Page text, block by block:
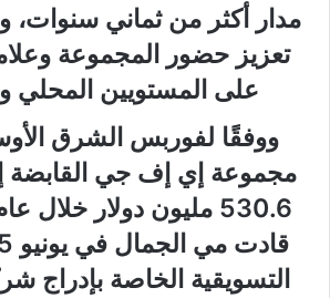
مدار أكثر من ثماني سنوات،
تعزيز حضور المجموعة
على المستويين المحلي
ووفقًا لفوربس الشرق
مجموعة إي إف جي القابضة
530.6 مليون دولار خلال
قادت مي الجمال في يونيو
التسويقية الخاصة بإدراج